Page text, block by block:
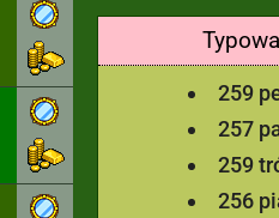
259
257
259
256